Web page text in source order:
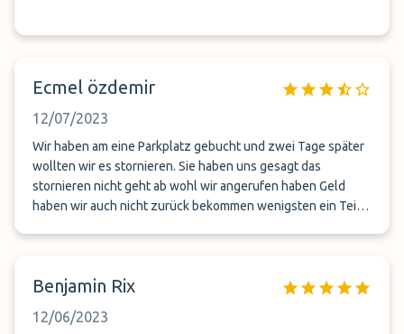
Ecmel özdemir
12/07/2023
Wir haben am eine Parkplatz gebucht und zwei Tage später
wollten wir es stornieren. Sie haben uns gesagt das
stornieren nicht geht ab wohl wir angerufen haben Geld
haben wir auch nicht zurück bekommen wenigsten ein Teil
Benjamin Rix
12/06/2023